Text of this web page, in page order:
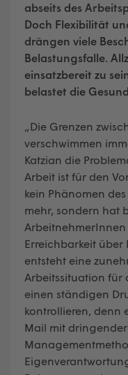
abseits des
Doch Flexibilität
drängen viele
Belastungsfalle.
einsatzbereit zu
belastet die
„Die Grenzen
verschwimmen
Katzian die
Arbeit ist für den
kein Phänomen
mehr, sondern hat
Erreichbarkeit
entsteht eine
Arbeitssituation für
einen ständigen
kontrollieren, denn
Mail mit